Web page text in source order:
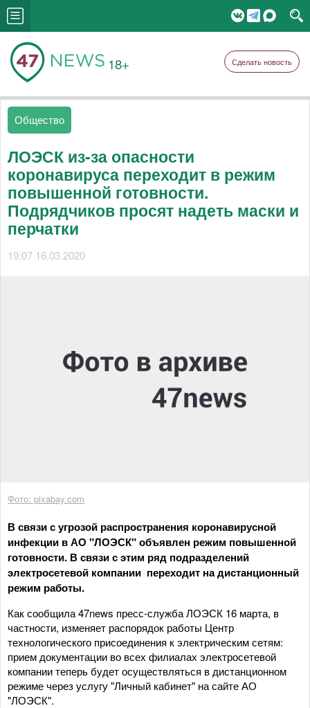
18+ Сделать новость
Общество
ЛОЭСК из-за опасности
коронавируса переходит в режим
повышенной готовности.
Подрядчиков просят надеть маски и
перчатки
19:07 16.03.2020
Фото: pixabay.com
В связи с угрозой распространения коронавирусной
инфекции в АО "ЛОЭСК" объявлен режим повышенной
готовности. В связи с этим ряд подразделений
электросетевой компании переходит на дистанционный
режим работы.
Как сообщила 47news пресс-служба ЛОЭСК 16 марта, в
частности, изменяет распорядок работы Центр
технологического присоединения к электрическим сетям:
прием документации во всех филиалах электросетевой
компании теперь будет осуществляться в дистанционном
режиме через услугу "Личный кабинет" на сайте АО
"ЛОЭСК".